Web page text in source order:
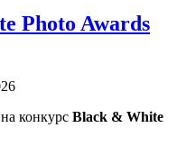
Photo Awards
конкурс Black & White